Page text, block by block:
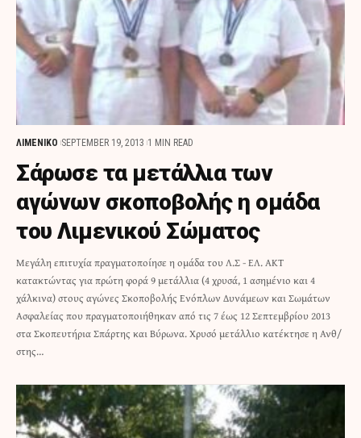
ΛΙΜΕΝΙΚΟ SEPTEMBER 19, 2013 1 MIN READ
Σάρωσε τα μετάλλια των
αγώνων σκοποβολής η ομάδα
του Λιμενικού Σώματος
Μεγάλη επιτυχία πραγματοποίησε η ομάδα του Λ.Σ - ΕΛ. ΑΚΤ
κατακτώντας για πρώτη φορά 9 μετάλλια (4 χρυσά, 1 ασημένιο και 4
χάλκινα) στους αγώνες Σκοποβολής Ενόπλων Δυνάμεων και Σωμάτων
Ασφαλείας που πραγματοποιήθηκαν από τις 7 έως 12 Σεπτεμβρίου 2013
στα Σκοπευτήρια Σπάρτης και Βύρωνα. Χρυσό μετάλλιο κατέκτησε η Ανθ/
στης…